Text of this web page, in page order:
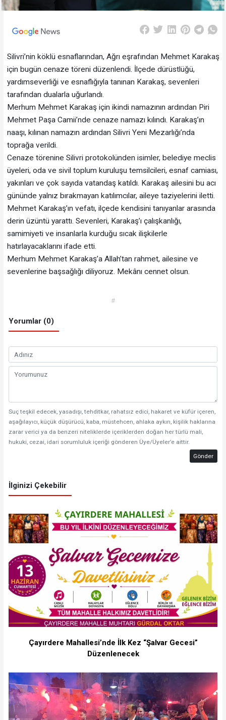
Silivri’nin köklü esnaflarından, Ağrı eşrafından Mehmet Karakaş
için bugün cenaze töreni düzenlendi. İlçede dürüstlüğü,
yardımseverliği ve esnaflığıyla tanınan Karakaş, sevenleri
tarafından dualarla uğurlandı.
Merhum Mehmet Karakaş için ikindi namazının ardından Piri
Mehmet Paşa Camii’nde cenaze namazı kılındı. Karakaş’ın
naaşı, kılınan namazın ardından Silivri Yeni Mezarlığı’nda
toprağa verildi.
Cenaze törenine Silivri protokolünden isimler, belediye meclis
üyeleri, oda ve sivil toplum kuruluşu temsilcileri, esnaf camiası,
yakınları ve çok sayıda vatandaş katıldı. Karakaş ailesini bu acı
gününde yalnız bırakmayan katılımcılar, aileye taziyelerini iletti.
Mehmet Karakaş’ın vefatı, ilçede kendisini tanıyanlar arasında
derin üzüntü yarattı. Sevenleri, Karakaş’ı çalışkanlığı,
samimiyeti ve insanlarla kurduğu sıcak ilişkilerle
hatırlayacaklarını ifade etti.
Merhum Mehmet Karakaş’a Allah’tan rahmet, ailesine ve
sevenlerine başsağlığı diliyoruz. Mekânı cennet olsun.
#
Yorumlar (0)
Suç teşkil edecek, yasadışı, tehditkar, rahatsız edici, hakaret ve küfür içeren,
aşağılayıcı, küçük düşürücü, kaba, müstehcen, ahlaka aykırı, kişilik haklarına
zarar verici ya da benzeri niteliklerde içeriklerden doğan her türlü mali,
hukuki, cezai, idari sorumluluk içeriği gönderen Üye/Üyeler’e aittir.
Gönder
İlginizi Çekebilir
Çayırdere Mahallesi’nde İlk Kez “Şalvar Gecesi”
Düzenlenecek